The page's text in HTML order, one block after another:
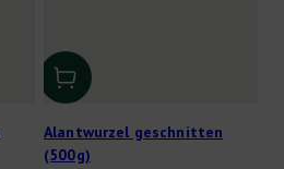
Alantwurzel geschnitten
(500g)